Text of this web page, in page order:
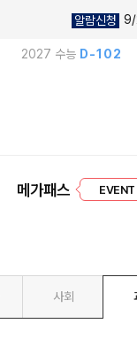
알람신청 9/
2027 수능 D-102
메가패스
EVENT
사회